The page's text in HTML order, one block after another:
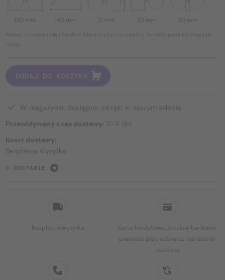
Bezpłatna wysyłka
Karta kredytowa, przelew bankowy,
płatność przy odbiorze lub odbiór
osobisty
130 mm 140 mm 31 mm 52 mm 20 mm
Podane rozmiary mają charakter informacyjny, rzeczywiste rozmiary produktu mogą się
różnić.
DODAJ DO KOSZYKA
W magazynie, dostępne od ręki w naszym sklepie
Przewidywany czas dostawy: 2–4 dni
Koszt dostawy:
Bezpłatna wysyłka
O DOSTAWIE